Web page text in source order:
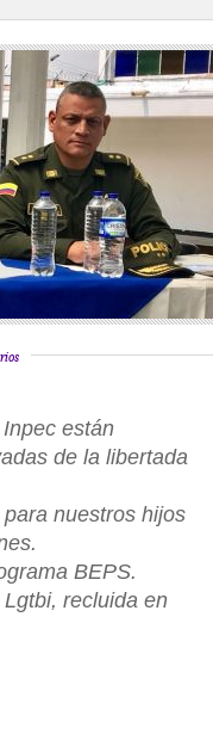
están
de la libertada
nuestros hijos
BEPS.
recluida en